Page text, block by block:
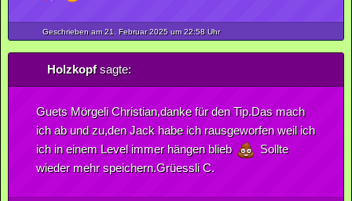
Geschrieben am 21. Februar2025um 22:58 Uhr
Holzkopfsagte:
Guets Mörgeli Christian,danke für den Tip.Das mach
ich ab und zu,den Jack habe ich rausgeworfen weil ich
ich in einem Level immer hängen blieb
Sollte
wieder mehr speichern.Grüessli C.